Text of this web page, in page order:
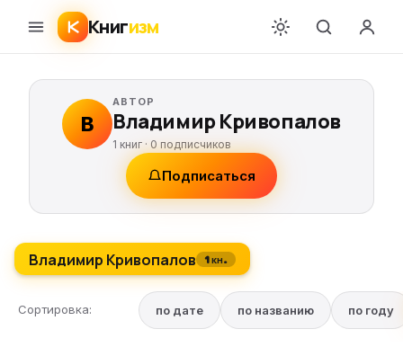
Книгизм
В
АВТОР
Владимир Кривопалов
1 книг · 0 подписчиков
Подписаться
Владимир Кривопалов 1 кн.
Сортировка: по дате по названию по году